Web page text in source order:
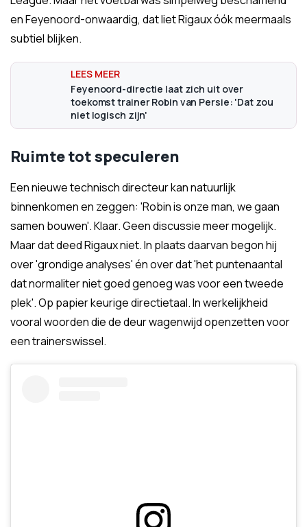
en Feyenoord-onwaardig, dat liet Rigaux óók meermaals
subtiel blijken.
Feyenoord-directie laat zich uit over
toekomst trainer Robin van Persie: 'Dat zou
niet logisch zijn'
Ruimte tot speculeren
Een nieuwe technisch directeur kan natuurlijk
binnenkomen en zeggen: 'Robin is onze man, we gaan
samen bouwen'. Klaar. Geen discussie meer mogelijk.
Maar dat deed Rigaux niet. In plaats daarvan begon hij
over 'grondige analyses' én over dat 'het puntenaantal
dat normaliter niet goed genoeg was voor een tweede
plek'. Op papier keurige directietaal. In werkelijkheid
vooral woorden die de deur wagenwijd openzetten voor
een trainerswissel.